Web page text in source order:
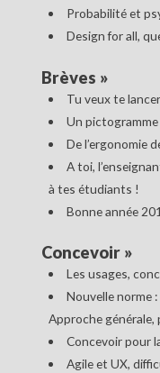
Probabilité et
Design for all,
Brèves »
Tu veux te
Un
De l’ergonomie
A toi,
à tes étudiants !
Bonne année
Concevoir»
Les usages,
Nouvelle norme
Approche
Concevoir pour
Agile et UX,